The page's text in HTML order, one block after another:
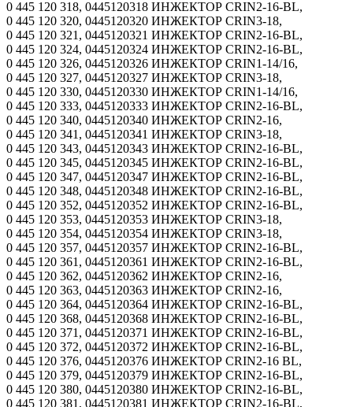
0 445 120 318, 0445120318 ИНЖЕКТОР CRIN2-16-BL,
0 445 120 320, 0445120320 ИНЖЕКТОР CRIN3-18,
0 445 120 321, 0445120321 ИНЖЕКТОР CRIN2-16-BL,
0 445 120 324, 0445120324 ИНЖЕКТОР CRIN2-16-BL,
0 445 120 326, 0445120326 ИНЖЕКТОР CRIN1-14/16,
0 445 120 327, 0445120327 ИНЖЕКТОР CRIN3-18,
0 445 120 330, 0445120330 ИНЖЕКТОР CRIN1-14/16,
0 445 120 333, 0445120333 ИНЖЕКТОР CRIN2-16-BL,
0 445 120 340, 0445120340 ИНЖЕКТОР CRIN2-16,
0 445 120 341, 0445120341 ИНЖЕКТОР CRIN3-18,
0 445 120 343, 0445120343 ИНЖЕКТОР CRIN2-16-BL,
0 445 120 345, 0445120345 ИНЖЕКТОР CRIN2-16-BL,
0 445 120 347, 0445120347 ИНЖЕКТОР CRIN2-16-BL,
0 445 120 348, 0445120348 ИНЖЕКТОР CRIN2-16-BL,
0 445 120 352, 0445120352 ИНЖЕКТОР CRIN2-16-BL,
0 445 120 353, 0445120353 ИНЖЕКТОР CRIN3-18,
0 445 120 354, 0445120354 ИНЖЕКТОР CRIN3-18,
0 445 120 357, 0445120357 ИНЖЕКТОР CRIN2-16-BL,
0 445 120 361, 0445120361 ИНЖЕКТОР CRIN2-16-BL,
0 445 120 362, 0445120362 ИНЖЕКТОР CRIN2-16,
0 445 120 363, 0445120363 ИНЖЕКТОР CRIN2-16,
0 445 120 364, 0445120364 ИНЖЕКТОР CRIN2-16-BL,
0 445 120 368, 0445120368 ИНЖЕКТОР CRIN2-16-BL,
0 445 120 371, 0445120371 ИНЖЕКТОР CRIN2-16-BL,
0 445 120 372, 0445120372 ИНЖЕКТОР CRIN2-16-BL,
0 445 120 376, 0445120376 ИНЖЕКТОР CRIN2-16 BL,
0 445 120 379, 0445120379 ИНЖЕКТОР CRIN2-16-BL,
0 445 120 380, 0445120380 ИНЖЕКТОР CRIN2-16-BL,
0 445 120 381, 0445120381 ИНЖЕКТОР CRIN2-16-BL,